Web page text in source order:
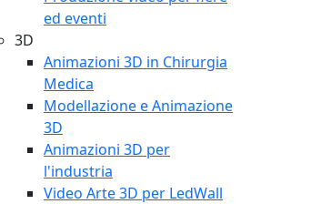
ed eventi
3D
Animazioni 3D in Chirurgia
Medica
Modellazione e Animazione
3D
Animazioni 3D per
l'industria
Video Arte 3D per LedWall